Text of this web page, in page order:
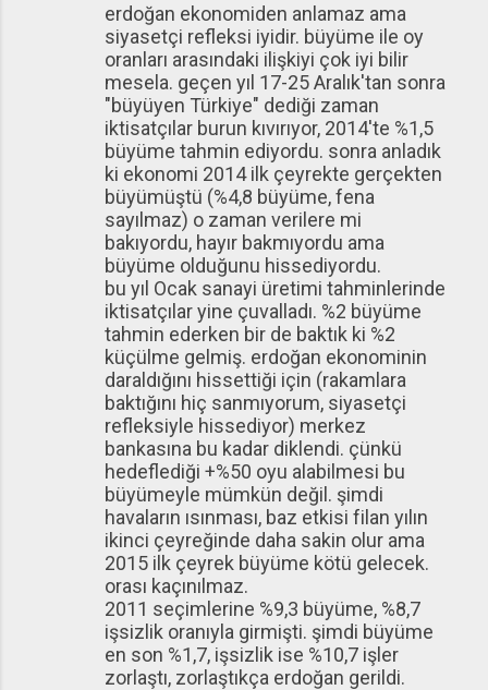
erdoğan ekonomiden anlamaz ama
siyasetçi refleksi iyidir. büyüme ile oy
oranları arasındaki ilişkiyi çok iyi bilir
mesela. geçen yıl 17-25 Aralık'tan sonra
"büyüyen Türkiye" dediği zaman
iktisatçılar burun kıvırıyor, 2014'te %1,5
büyüme tahmin ediyordu. sonra anladık
ki ekonomi 2014 ilk çeyrekte gerçekten
büyümüştü (%4,8 büyüme, fena
sayılmaz) o zaman verilere mi
bakıyordu, hayır bakmıyordu ama
büyüme olduğunu hissediyordu.
bu yıl Ocak sanayi üretimi tahminlerinde
iktisatçılar yine çuvalladı. %2 büyüme
tahmin ederken bir de baktık ki %2
küçülme gelmiş. erdoğan ekonominin
daraldığını hissettiği için (rakamlara
baktığını hiç sanmıyorum, siyasetçi
refleksiyle hissediyor) merkez
bankasına bu kadar diklendi. çünkü
hedeflediği +%50 oyu alabilmesi bu
büyümeyle mümkün değil. şimdi
havaların ısınması, baz etkisi filan yılın
ikinci çeyreğinde daha sakin olur ama
2015 ilk çeyrek büyüme kötü gelecek.
orası kaçınılmaz.
2011 seçimlerine %9,3 büyüme, %8,7
işsizlik oranıyla girmişti. şimdi büyüme
en son %1,7, işsizlik ise %10,7 işler
zorlaştı, zorlaştıkça erdoğan gerildi.